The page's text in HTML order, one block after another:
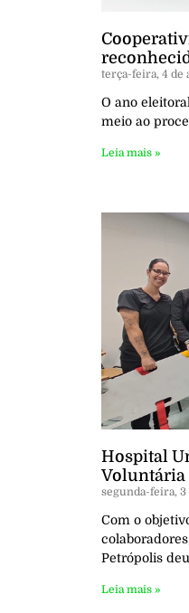
terça-feira, 4 de
O ano
meio ao
Leia mais »
Hospital
Voluntária
segunda-feira, 3
Com o
Petrópolis deu
Leia mais »